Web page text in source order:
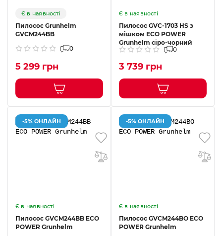
Є в наявності
Пилосос Grunhelm
GVCM244BB
0
5 299 грн
Є в наявності
Пилосос GVC-1703 HS з
мішком ECO POWER
Grunhelm сіро-чорний
0
3 739 грн
-5% ОНЛАЙН
Є в наявності
Пилосос GVCM244BB ECO
POWER Grunhelm
-5% ОНЛАЙН
Є в наявності
Пилосос GVCM244BO ECO
POWER Grunhelm